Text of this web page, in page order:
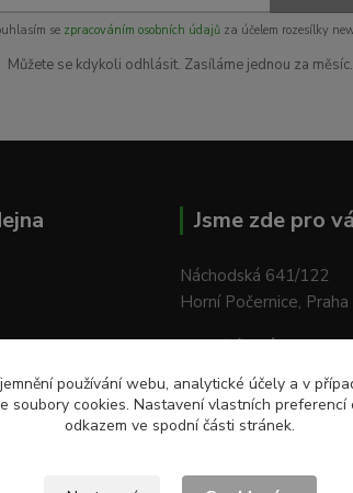
se zpracováním osobních údajůza účelem rozesílky
Můžete se kdykoli odhlásit. Zasíláme jednou za měsíc.
Jsme zde pro
Náchodská 641/122
Horní Počernice, Praha
Pondělí - Pátek:od
Sobota: od 9:00 do
používání webu, analytické účely a v
soubory cookies. Nastavení vlastních
odkazem ve spodní části stránek.